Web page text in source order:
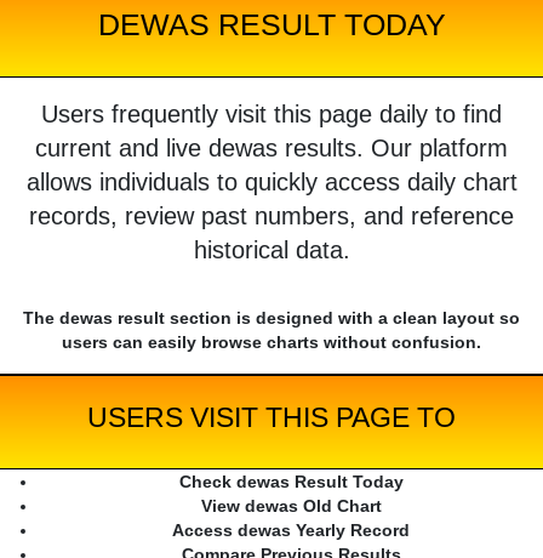
DEWAS RESULT TODAY
Users frequently visit this page daily to find
current and live dewas results. Our platform
allows individuals to quickly access daily chart
records, review past numbers, and reference
historical data.
The dewas result section is designed with a clean layout so
users can easily browse charts without confusion.
USERS VISIT THIS PAGE TO
Check dewas Result Today
View dewas Old Chart
Access dewas Yearly Record